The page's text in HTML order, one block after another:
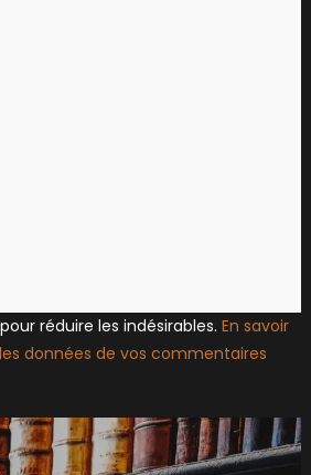
réduire les indésirables. En savoir
données de vos commentaires